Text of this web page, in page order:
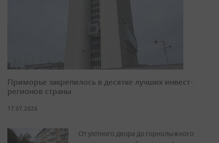
Приморье закрепилось в десятке лучших инвест-
регионов страны
17.07.2026
От уютного двора до горнолыжного